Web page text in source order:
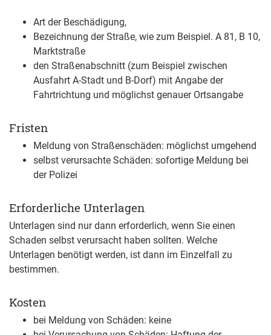
Art der Beschädigung,
Bezeichnung der Straße, wie zum Beispiel. A 81, B 10,
Marktstraße
den Straßenabschnitt (zum Beispiel zwischen
Ausfahrt A-Stadt und B-Dorf) mit Angabe der
Fahrtrichtung und möglichst genauer Ortsangabe
Fristen
Meldung von Straßenschäden: möglichst umgehend
selbst verursachte Schäden: sofortige Meldung bei
der Polizei
Erforderliche Unterlagen
Unterlagen sind nur dann erforderlich, wenn Sie einen
Schaden selbst verursacht haben sollten. Welche
Unterlagen benötigt werden, ist dann im Einzelfall zu
bestimmen.
Kosten
bei Meldung von Schäden: keine